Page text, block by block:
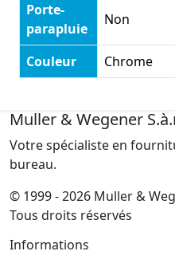
Porte-
parapluie
Non
Couleur Chrome
Muller & Wegener
Votre spécialiste en
bureau.
© 1999 - 2026 Muller &
Tous droits réservés
Informations